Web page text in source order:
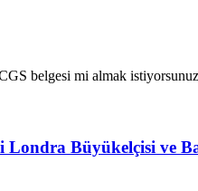
mi almak
Londra Büyükelçisi ve